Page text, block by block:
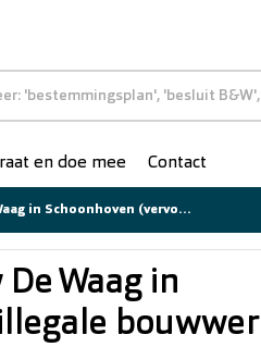
en doe mee Contact
op de illegale bouwwerken SV25-071)
Waag in